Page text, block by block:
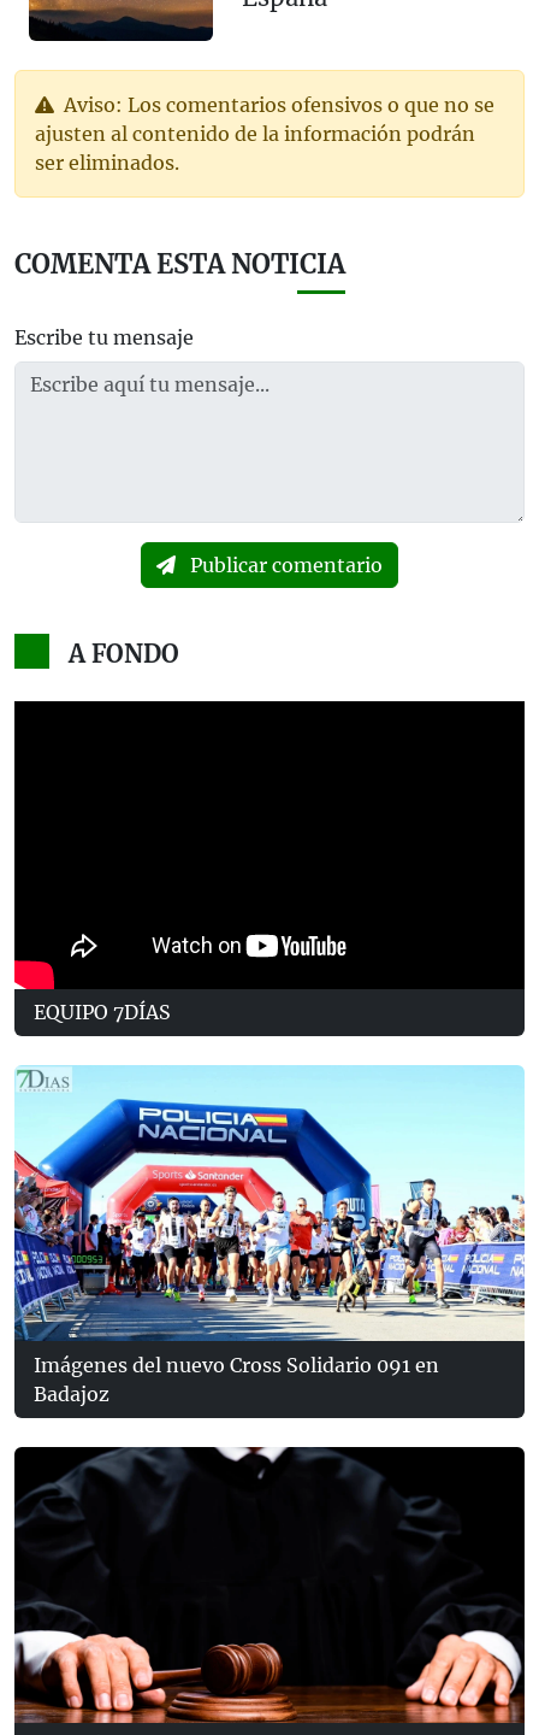
Aviso: Los comentarios ofensivos o que no se
ajusten al contenido de la información podrán
ser eliminados.
COMENTA ESTA NOTICIA
Escribe tu mensaje
Publicar comentario
A FONDO
EQUIPO 7DÍAS
Imágenes del nuevo Cross Solidario 091 en
Badajoz